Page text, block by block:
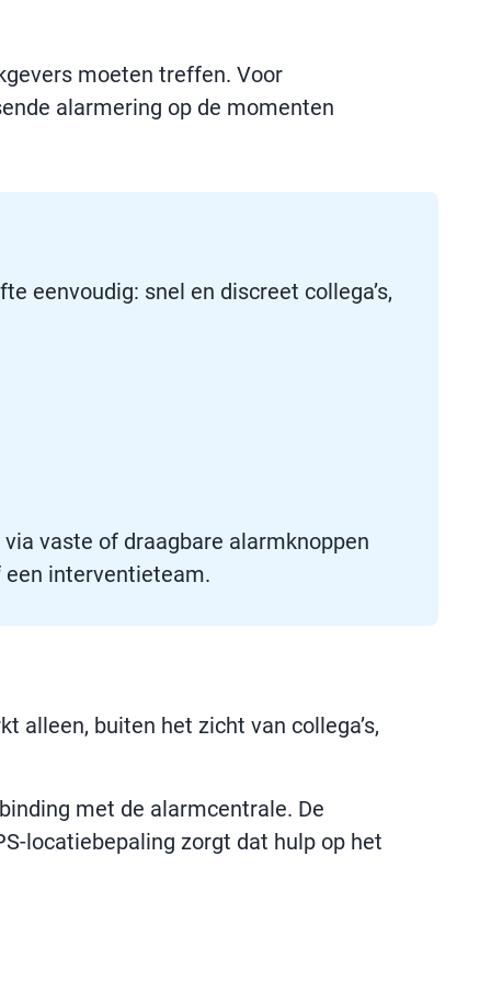
moeten treffen. Voor
alarmering op de momenten
eenvoudig: snel en discreet collega’s,
vaste of draagbare alarmknoppen
een interventieteam.
alleen, buiten het zicht van collega’s,
met de alarmcentrale. De
locatiebepaling zorgt dat hulp op het